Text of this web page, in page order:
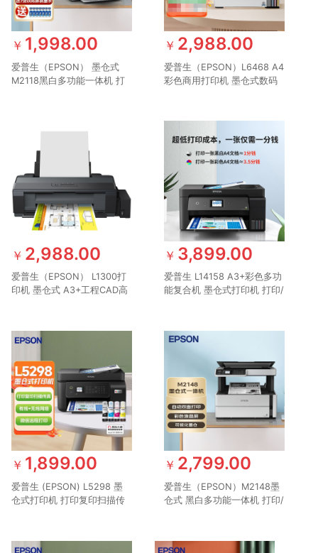
￥ 1,998.00
爱普生（EPSON） 墨仓式
M2118黑白多功能一体机 打
￥ 2,988.00
爱普生（EPSON）L6468 A4
彩色商用打印机 墨仓式数码
￥ 2,988.00
爱普生（EPSON） L1300打
印机 墨仓式 A3+工程CAD高
￥ 3,899.00
爱普生 L14158 A3+彩色多功
能复合机 墨仓式打印机 打印/
￥ 1,899.00
爱普生 (EPSON) L5298 墨
仓式打印机 打印复印扫描传
￥ 2,799.00
爱普生（EPSON）M2148墨
仓式 黑白多功能一体机 打印/
液晶屏